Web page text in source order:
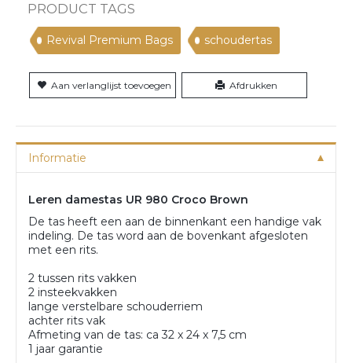
PRODUCT TAGS
Revival Premium Bags schoudertas
Aan verlanglijst toevoegen Afdrukken
Informatie
Leren damestas UR 980 Croco Brown
De tas heeft een aan de binnenkant een handige vak
indeling. De tas word aan de bovenkant afgesloten
met een rits.
2 tussen rits vakken
2 insteekvakken
lange verstelbare schouderriem
achter rits vak
Afmeting van de tas: ca 32 x 24 x 7,5 cm
1 jaar garantie